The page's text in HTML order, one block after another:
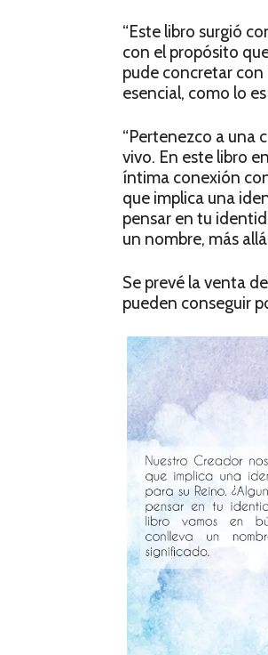
“Este libro surgió
con el propósito
pude concretar
esencial, como lo
“Pertenezco a una
vivo. En este libro
íntima conexión
que implica una
pensar en tu
un nombre, más
Se prevé la venta
pueden conseguir